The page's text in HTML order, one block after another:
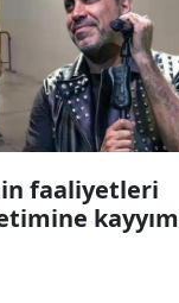
faaliyetleri
kayyım